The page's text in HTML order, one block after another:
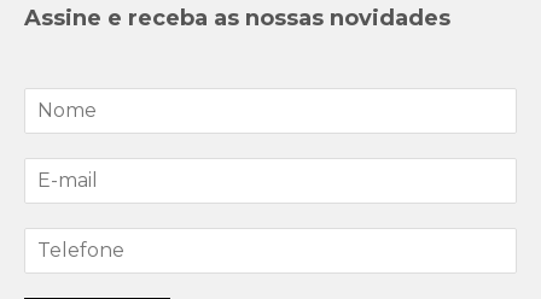
Assine e receba as nossas novidades